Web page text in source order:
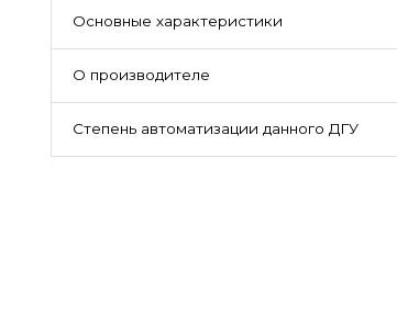
Основные характеристики
О производителе
Степень автоматизации данного ДГУ